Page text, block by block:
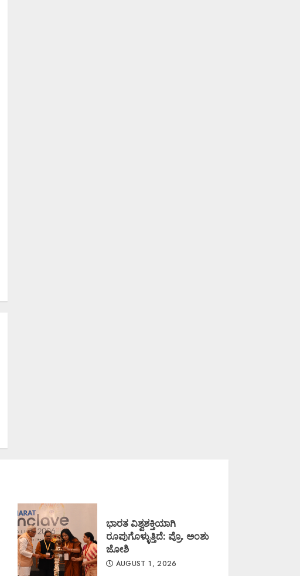
ಭಾರತ ವಿಶ್ವಶಕ್ತಿಯಾಗಿ
ರೂಪುಗೊಳ್ಳುತ್ತಿದೆ: ಪ್ರೊ. ಅಂಶು
ಜೋಶಿ
AUGUST 1, 2026